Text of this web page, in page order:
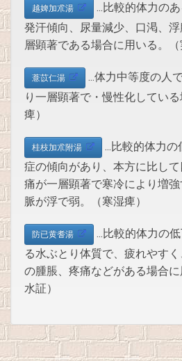
越婢加朮湯
…比較的体力のあ
発汗傾向、尿量減少、口渇、
層顕著である場合に用いる。（
薏苡仁湯
…体力中等度の人
り一層顕著で・慢性化してい
痺）
桂枝加朮附湯
…比較的体力の
症の傾向があり、本方に比し
痛が一層顕著で寒冷により増強
脈が浮で弱。（寒湿痺）
防已黄耆湯
…比較的体力の
る水ぶとり体質で、疲れやす
の腫脹、疼痛などがある場合
水証）